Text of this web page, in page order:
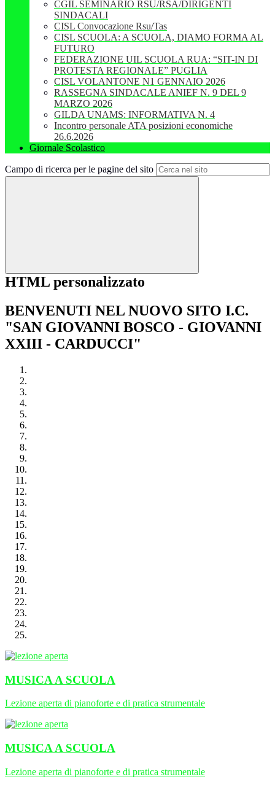
CGIL SEMINARIO RSU/RSA/DIRIGENTI
SINDACALI
CISL Convocazione Rsu/Tas
CISL SCUOLA: A SCUOLA, DIAMO FORMA AL
FUTURO
FEDERAZIONE UIL SCUOLA RUA: “SIT-IN DI
PROTESTA REGIONALE” PUGLIA
CISL VOLANTONE N1 GENNAIO 2026
RASSEGNA SINDACALE ANIEF N. 9 DEL 9
MARZO 2026
GILDA UNAMS: INFORMATIVA N. 4
Incontro personale ATA posizioni economiche
26.6.2026
Giornale Scolastico
Campo di ricerca per le pagine del sito
HTML personalizzato
BENVENUTI NEL NUOVO SITO I.C.
"SAN GIOVANNI BOSCO - GIOVANNI
XXIII - CARDUCCI"
MUSICA A SCUOLA
Lezione aperta di pianoforte e di pratica strumentale
MUSICA A SCUOLA
Lezione aperta di pianoforte e di pratica strumentale